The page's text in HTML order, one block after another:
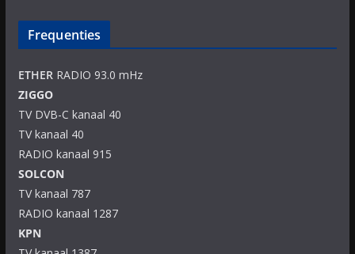
Frequenties
ETHERRADIO 93.0 mHz
ZIGGO
TV DVB-C kanaal 40
TV kanaal 40
RADIO kanaal 915
SOLCON
TV kanaal 787
RADIO kanaal 1287
KPN